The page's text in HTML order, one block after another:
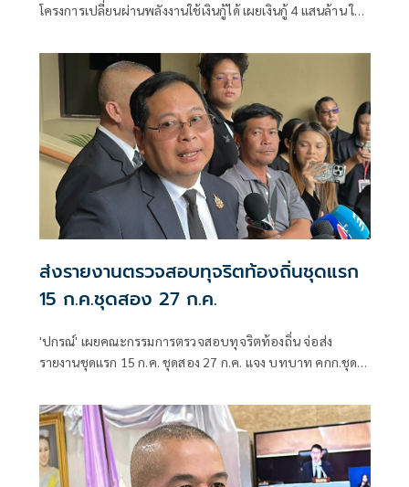
โครงการเปลี่ยนผ่านพลังงานใช้เงินกู้ได้ เผยเงินกู้ 4 แสนล้าน ใช้
กระตุ้นเศรษฐกิจ
ส่งรายงานตรวจสอบทุจริตท้องถิ่นชุดแรก
15 ก.ค.ชุดสอง 27 ก.ค.
'ปกรณ์' เผยคณะกรรมการตรวจสอบทุจริตท้องถิ่น จ่อส่ง
รายงานชุดแรก 15 ก.ค. ชุดสอง 27 ก.ค. แจง บทบาท คกก.ชุดนี้
เอาผิดจริยธรรมปิดทางเข้าการเมือง